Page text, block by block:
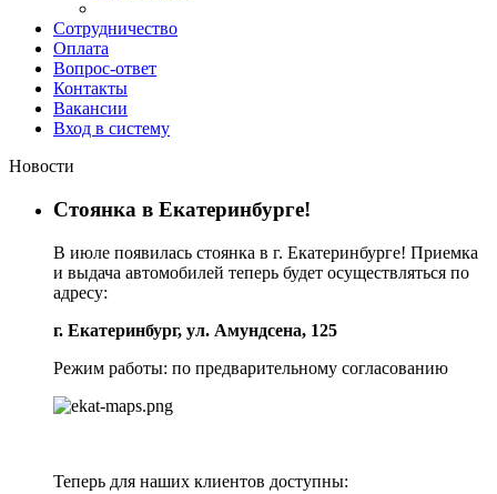
Сотрудничество
Оплата
Вопрос-ответ
Контакты
Вакансии
Вход в систему
Новости
Стоянка в Екатеринбурге!
В июле появилась стоянка в г. Екатеринбурге! Приемка
и выдача автомобилей теперь будет осуществляться по
адресу:
г. Екатеринбург, ул. Амундсена, 125
Режим работы: по предварительному согласованию
Теперь для наших клиентов доступны: